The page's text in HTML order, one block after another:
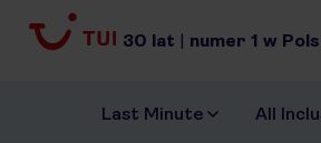
30 lat | numer 1 w
Last Minute All